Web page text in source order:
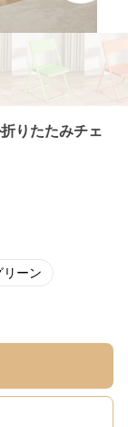
りたたみチェ
リーン